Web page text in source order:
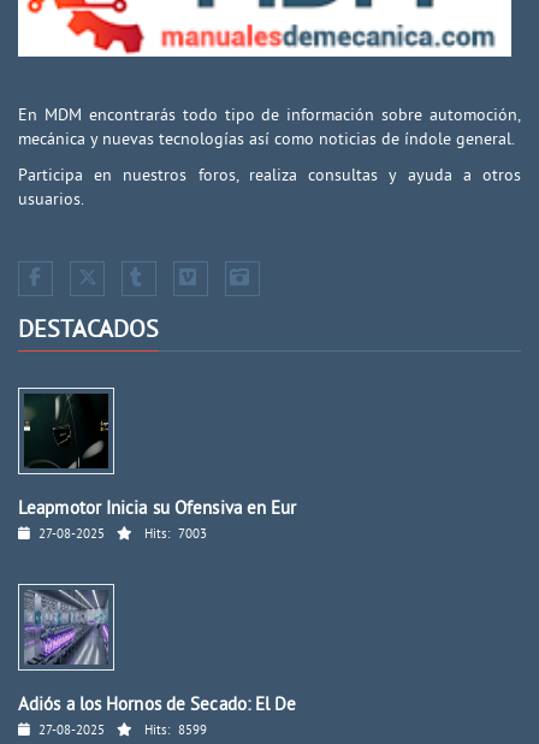
En MDM encontrarás todo tipo de información sobre automoción,
mecánica y nuevas tecnologías así como noticias de índole general.
Participa en nuestros foros, realiza consultas y ayuda a otros
usuarios.
DESTACADOS
Leapmotor Inicia su Ofensiva en Eur
27-08-2025 Hits: 7003
Adiós a los Hornos de Secado: El De
27-08-2025 Hits: 8599